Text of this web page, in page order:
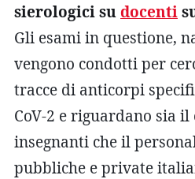
sierologici sudocenti
Gli esami in questione,
vengono condotti per
tracce di anticorpi
CoV-2 e riguardano sia
insegnanti che il
pubbliche e private